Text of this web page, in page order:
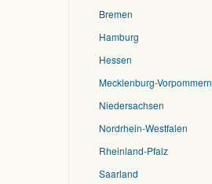
Bremen
Hamburg
Hessen
Mecklenburg-Vorpommern
Niedersachsen
Nordrhein-Westfalen
Rheinland-Pfalz
Saarland